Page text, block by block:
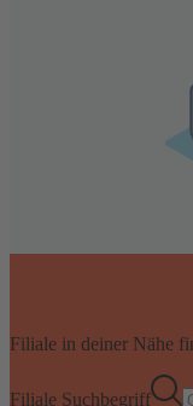
Filiale in deiner Nähe
Filiale Suchbegriff